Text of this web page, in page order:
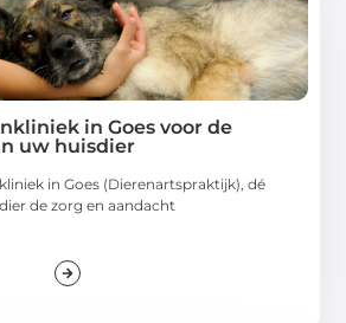
in Goes voor de
uw huisdier
in Goes (Dierenartspraktijk), dé
de zorg en aandacht